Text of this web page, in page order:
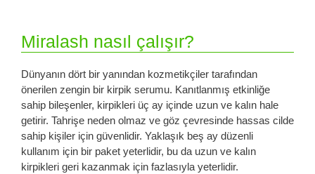
Miralash nasıl çalışır?
Dünyanın dört bir yanından kozmetikçiler tarafından
önerilen zengin bir kirpik serumu. Kanıtlanmış etkinliğe
sahip bileşenler, kirpikleri üç ay içinde uzun ve kalın hale
getirir. Tahrişe neden olmaz ve göz çevresinde hassas cilde
sahip kişiler için güvenlidir. Yaklaşık beş ay düzenli
kullanım için bir paket yeterlidir, bu da uzun ve kalın
kirpikleri geri kazanmak için fazlasıyla yeterlidir.